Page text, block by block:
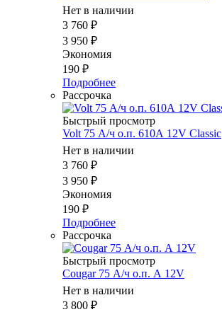
Нет в наличии
3 760 ₽
3 950 ₽
Экономия
190 ₽
Подробнее
Рассрочка
Быстрый просмотр
Volt 75 А/ч о.п. 610А 12V Classic
Нет в наличии
3 760 ₽
3 950 ₽
Экономия
190 ₽
Подробнее
Рассрочка
Быстрый просмотр
Cougar 75 А/ч о.п. А 12V
Нет в наличии
3 800 ₽